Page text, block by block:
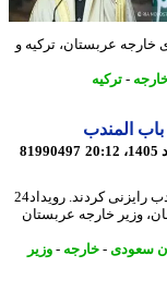
عربستان، ترکیه و
-ترکیه
المندب
81990497
وزاری خارجه عربستان و پاکستان درباره تنگه باب المندب رایزنی کردند. رویداد24
خارجه عربستان
-خارجه-وزیر